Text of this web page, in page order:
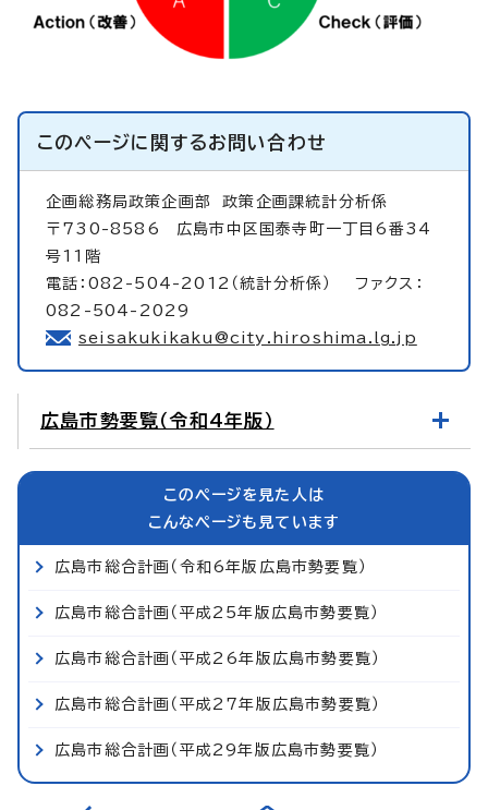
このページに関するお問い合わせ
企画総務局政策企画部政策企画課統計分析係
〒730-8586 広島市中区国泰寺町一丁目6番34
号11階
電話：082-504-2012（統計分析係） ファクス：
082-504-2029
seisakukikaku@city.hiroshima.lg.jp
広島市勢要覧（令和4年版）
このページを見た人は
こんなページも見ています
広島市総合計画（令和6年版広島市勢要覧）
広島市総合計画（平成25年版広島市勢要覧）
広島市総合計画（平成26年版広島市勢要覧）
広島市総合計画（平成27年版広島市勢要覧）
広島市総合計画（平成29年版広島市勢要覧）